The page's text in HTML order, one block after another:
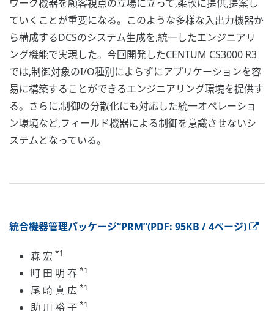
ワーク機器を顧客視点の立場に立って,柔軟に提供,提案し
ていくことが重要になる。このような多様な入出力機器か
ら構成するDCSのシステム生成を,統一したエンジニアリ
ング機能で実現した。今回開発したCENTUM CS3000 R3
では,制御対象のI/O種別によらずにアプリケーションを容
易に構築することができるエンジニアリング環境を提供す
る。さらに,制御の分散化にも対応した統一オペレーショ
ン環境など,フィールド機器による制御を意識させないシ
ステムとなっている。
統合機器管理パッケージ“PRM”(PDF: 95KB / 4ページ)
森 宏 *1
町 田 明 春 *1
尾 崎 真 広 *1
助 川 裕 子 *1